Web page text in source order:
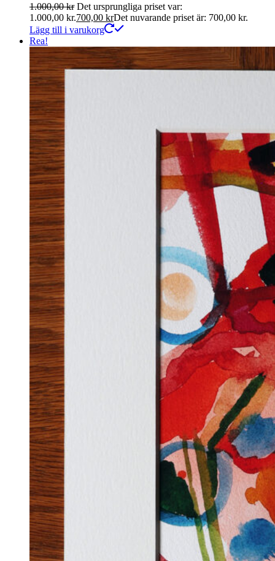
1.000,00kr Det ursprungliga priset var:
1.000,00 kr.700,00 krDet nuvarande priset är: 700,00 kr.
Lägg till i varukorg
Rea!